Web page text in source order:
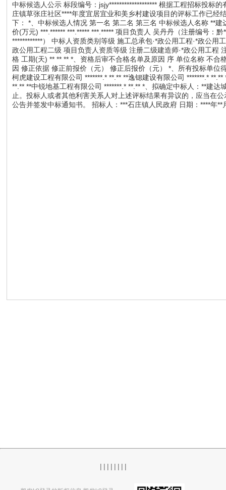
中标候选人公示 标段编号：jsjy******************* 根据工程招标投标
庄镇草张庄社区****年度宜居宜业和美乡村建设项目的评标工作已
下： *、中标候选人情况 第一名 第二名 第三名 中标候选人名称 **
价(万元) ***.****** ***.***** ***.***** 项目负责人 吴丹丹（注册编号：
************） 中标人资质类别等级 施工总承包·*政公用工程·*政公用
政公用工程二级 项目负责人资质等级 注册二级建造师·*政公用工程
格 工期(天) ** ** ** *、资格后审不合格名单及原因 序 单位名称 不
因 修正依据 修正前报价（元） 修正后报价（元） *、所有投标单位
柯虎建设工程有限公司 *******.* **.** **逸锶建设有限公司 *******.*
**.** **中锐地基工程有限公司 *******.* **.** *、拟确定中标人：**建
止。投标人或者其他利害关系人对上述评标结果有异议的，应当在
公告并签发中标通知书。 招标人：***石庄镇人民政府 日期：****年**
| | | | | | | |